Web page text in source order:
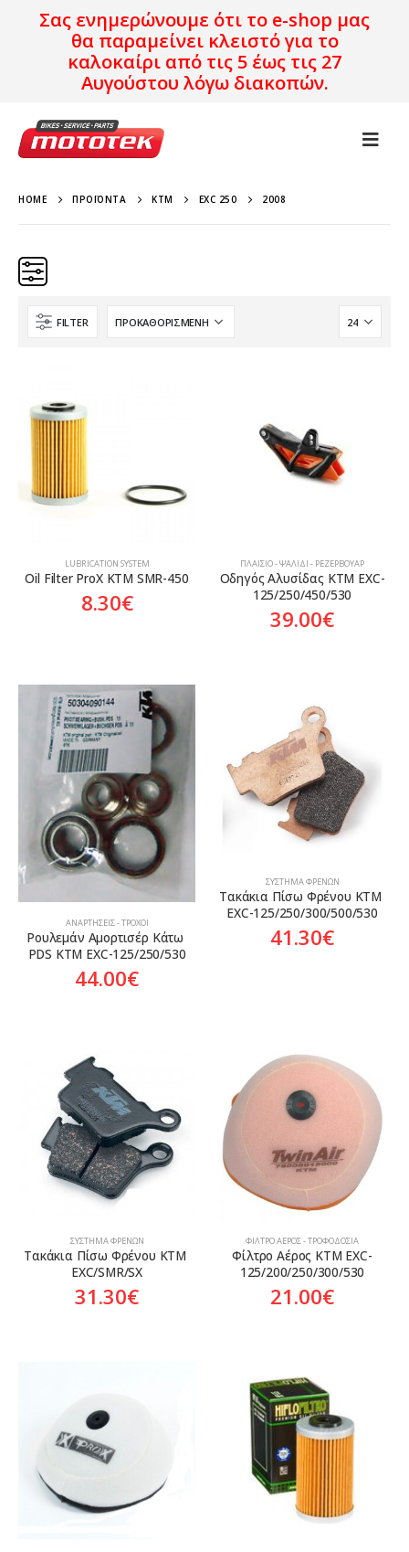
Σας ενημερώνουμε ότι το e-shop μας
θα παραμείνει κλειστό για το
καλοκαίρι από τις 5 έως τις 27
Αυγούστου λόγω διακοπών.
HOME ΠΡΟΪΌΝΤΑ KTM EXC 250 2008
Κατηγορίες
Aftermarket
FILTER
LUBRICATION SYSTEM
Oil Filter ProX KTM SMR-450
8.30€
ΠΛΑΊΣΙΟ - ΨΑΛΊΔΙ - ΡΕΖΕΡΒΟΥΆΡ
Οδηγός Αλυσίδας KTM EXC-
125/250/450/530
39.00€
ΑΝΑΡΤΉΣΕΙΣ - ΤΡΟΧΟΊ
Ρουλεμάν Αμορτισέρ Κάτω
PDS KTM EXC-125/250/530
44.00€
ΣΎΣΤΗΜΑ ΦΡΈΝΩΝ
Τακάκια Πίσω Φρένου KTM
EXC-125/250/300/500/530
41.30€
ΣΎΣΤΗΜΑ ΦΡΈΝΩΝ
Τακάκια Πίσω Φρένου KTM
EXC/SMR/SX
31.30€
ΦΊΛΤΡΟ ΑΈΡΟΣ - ΤΡΟΦΟΔΟΣΊΑ
Φίλτρο Αέρος KTM EXC-
125/200/250/300/530
21.00€